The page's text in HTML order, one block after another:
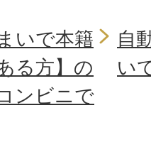
いで本籍
る方】の
ンビニで
自
い